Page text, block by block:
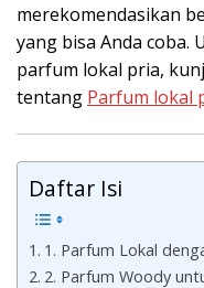
merekomendasikan
yang bisa Anda coba.
parfum lokal pria,
tentang Parfum lokal
Daftar Isi
1. Parfum Lokal
2. Parfum Woody